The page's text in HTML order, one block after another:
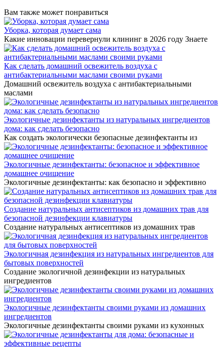
Вам также может понравиться
Уборка, которая думает сама
Какие инновации перевернули клининг в 2026 году Знаете
Как сделать домашний освежитель воздуха с
антибактериальными маслами своими руками
Домашний освежитель воздуха с антибактериальными
маслами
Экологичные дезинфектанты из натуральных ингредиентов
дома: как сделать безопасно
Как создать экологически безопасные дезинфектанты из
Экологичные дезинфектанты: безопасное и эффективное
домашнее очищение
Экологичные дезинфектанты: как безопасно и эффективно
Создание натуральных антисептиков из домашних трав для
безопасной дезинфекции клавиатуры
Создание натуральных антисептиков из домашних трав
Экологичная дезинфекция из натуральных ингредиентов для
бытовых поверхностей
Создание экологичной дезинфекции из натуральных
ингредиентов
Экологичные дезинфектанты своими руками из домашних
ингредиентов
Экологичные дезинфектанты своими руками из кухонных